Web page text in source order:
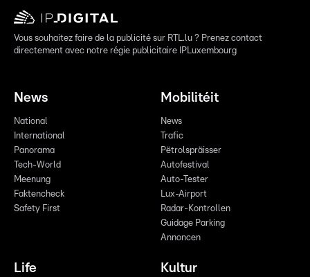
Vous souhaitez faire de la publicité sur RTL.lu ? Prenez contact
directement avec notre régie publicitaire IPLuxembourg
News
National
International
Panorama
Tech-World
Meenung
Faktencheck
Safety First
Mobilitéit
News
Trafic
Pëtrolspräisser
Autofestival
Auto-Tester
Lux-Airport
Radar-Kontrollen
Guidage Parking
Annoncen
Life Kultur